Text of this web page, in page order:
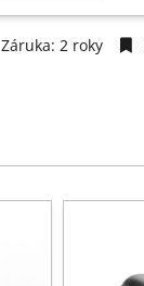
Záruka: 2 roky